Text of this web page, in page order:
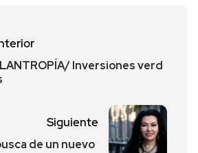
Inversiones verd
Siguiente
de un nuevo